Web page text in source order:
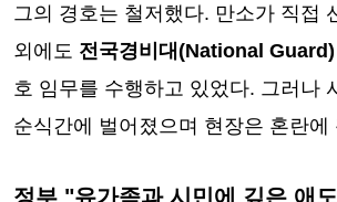
그의 경호는 철저했다. 만소가 직접
외에도 전국경비대(National Guard)
호 임무를 수행하고 있었다. 그러나
순식간에 벌어졌으며 현장은 혼란에
정부 "유가족과 시민에 깊은 애